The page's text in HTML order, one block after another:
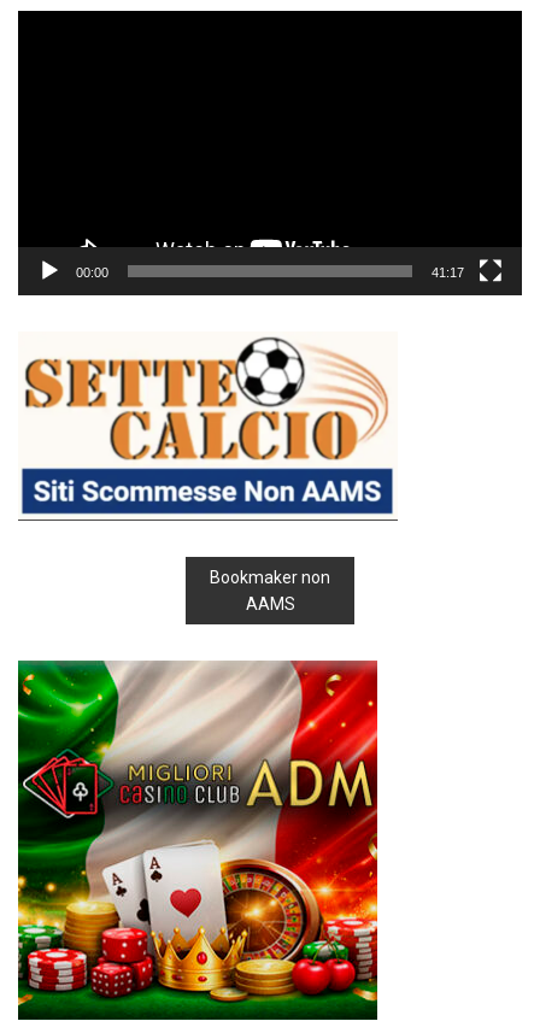
00:00 41:17
Bookmaker non
AAMS